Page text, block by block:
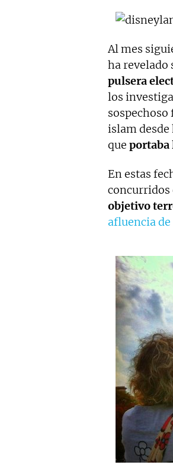
Al mes
ha revelado
pulsera
los
islam desde
que portaba
En estas
concurridos
objetivo
afluencia